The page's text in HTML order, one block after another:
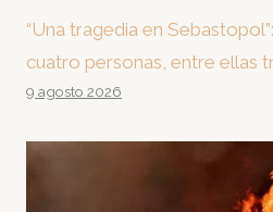
“Una tragedia en
cuatro personas, entre ellas
9 agosto 2026